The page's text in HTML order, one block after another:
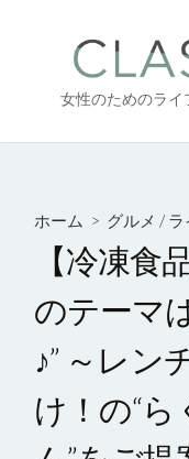
へ
女性のためのライ
ホーム > グルメ /ラ
【冷凍食
のテーマ
♪” ～レン
け！の“